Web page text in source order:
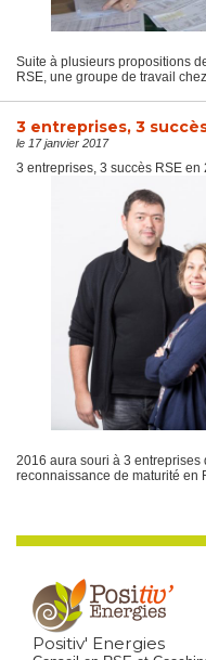
Suite à plusieurs propositions
RSE, une groupe de travail
3 entreprises, 3 succès
le 17 janvier 2017
3 entreprises, 3 succès RSE en
2016 aura souri à 3
reconnaissance de maturité en
Positiv' Energies